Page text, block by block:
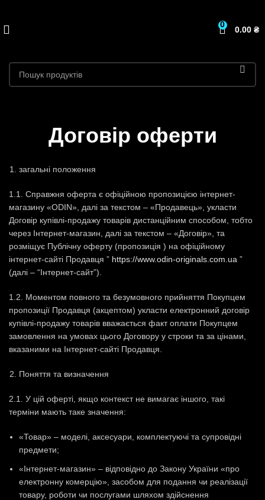
0
0.00 ₴
Договір оферти
загальні положення
1.1. Справжня оферта є офіційною пропозицією інтернет-
магазину «ODIN», далі за текстом – «Продавець», укласти
Договір купівлі-продажу товарів дистанційним способом, тобто
через Інтернет-магазин, далі за текстом – «Договір», та
розміщує Публічну оферту (пропозиція ) на офіційному
інтернет-сайті Продавця ” https://www.odin-originals.com.ua ”
(далі – “Інтернет-сайт”).
1.2. Моментом повного та безумовного прийняття Покупцем
пропозиції Продавця (акцептом) укласти електронний договір
купівлі-продажу товарів вважається факт оплати Покупцем
замовлення на умовах цього Договору у строки та за цінами,
вказаними на Інтернет-сайті Продавця.
Поняття та визначення
2.1. У цій оферті, якщо контекст не вимагає іншого, такі
терміни мають таке значення:
«Товар» – моделі, аксесуари, комплектуючі та супровідні
предмети;
«Інтернет-магазин» – відповідно до Закону України «про
електронну комерцію», засобом для подання чи реалізації
товару, роботи чи послугами шляхом здійснення